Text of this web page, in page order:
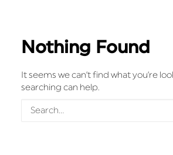
Nothing Found
It seems we can’t find what you’re
searching can help.